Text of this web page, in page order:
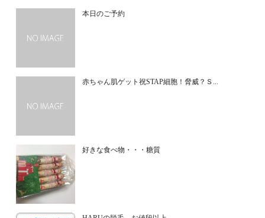
本日のご予約
赤ちゃん肌ゲット祝STAP細胞！脅威？Ｓ...
好きな食べ物・・・糖質